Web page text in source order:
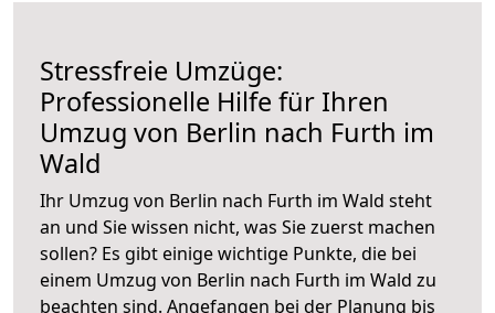
Stressfreie Umzüge:
Professionelle Hilfe für Ihren
Umzug von Berlin nach Furth im
Wald
Ihr Umzug von Berlin nach Furth im Wald steht
an und Sie wissen nicht, was Sie zuerst machen
sollen? Es gibt einige wichtige Punkte, die bei
einem Umzug von Berlin nach Furth im Wald zu
beachten sind. Angefangen bei der Planung bis